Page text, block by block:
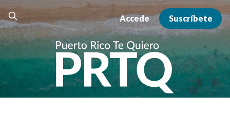
Accede Suscríbete